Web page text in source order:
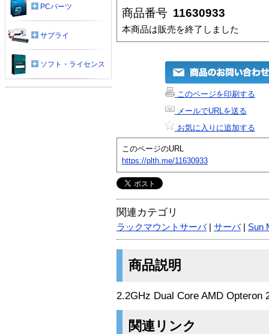
商品番号 11630933
本商品は販売を終了しました
このページを印刷する
メールでURLを送る
お気に入りに追加する
このページのURL
https://plth.me/11630933
関連カテゴリ
ラックマウントサーバ| サーバ| Sun
商品説明
2.2GHz Dual Core AMD Opteron
関連リンク
PCパーツ
サプライ
ソフト・ライセンス